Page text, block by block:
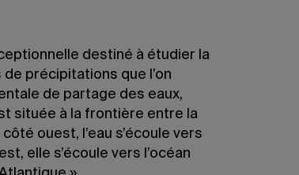
destiné à étudier la
précipitations que l’on
de partage des eaux,
située à la frontière entre la
ouest, l’eau s’écoule vers
elle s’écoule vers l’océan